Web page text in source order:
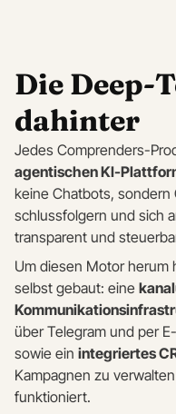
Die Deep-
dahinter
Jedes Comprenders-
agentischen KI-
keine Chatbots, sondern
schlussfolgern und sich
transparent und
Um diesen Motor herum
selbst gebaut: eine
über Telegram und per
sowie ein integriertes
Kampagnen zu
funktioniert.